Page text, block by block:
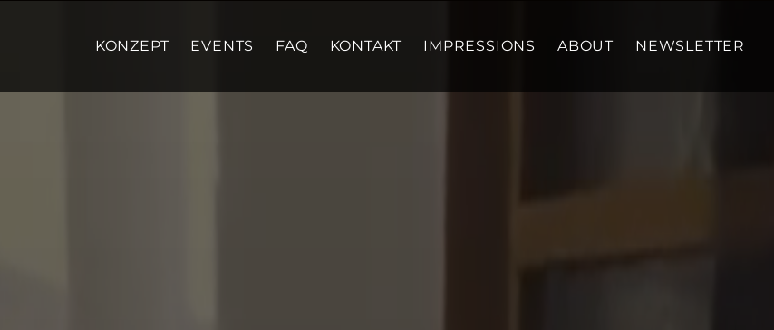
KONZEPT EVENTS FAQ KONTAKT IMPRESSIONS ABOUT NEWSLETTER